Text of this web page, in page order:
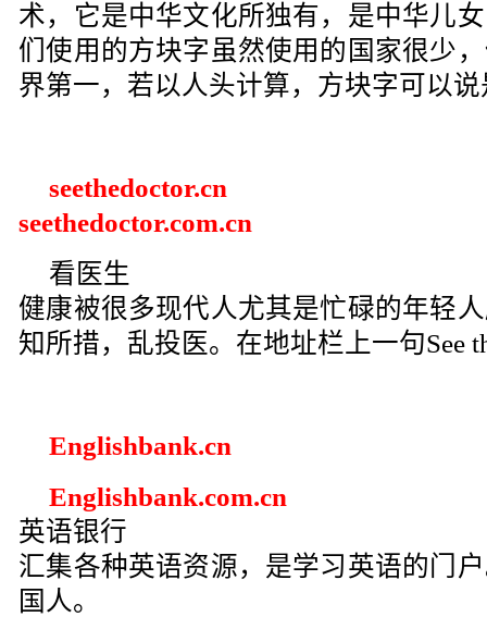
术，它是中华文化所独有，是中华儿
们使用的方块字虽然使用的国家很少
界第一，若以人头计算，方块字可以
seethedoctor.cn
seethedoctor.com.cn
看医生
健康被很多现代人尤其是忙碌的年轻
知所措，乱投医。在地址栏上一句See
Englishbank.cn
Englishbank.com.cn
英语银行
汇集各种英语资源，是学习英语的门
国人。